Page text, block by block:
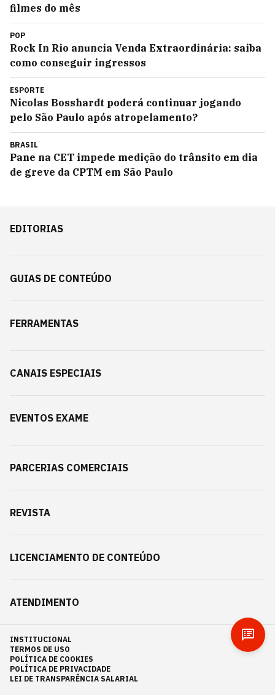
filmes do mês
POP
Rock In Rio anuncia Venda Extraordinária: saiba
como conseguir ingressos
ESPORTE
Nicolas Bosshardt poderá continuar jogando
pelo São Paulo após atropelamento?
BRASIL
Pane na CET impede medição do trânsito em dia
de greve da CPTM em São Paulo
EDITORIAS
GUIAS DE CONTEÚDO
FERRAMENTAS
CANAIS ESPECIAIS
EVENTOS EXAME
PARCERIAS COMERCIAIS
REVISTA
LICENCIAMENTO DE CONTEÚDO
ATENDIMENTO
INSTITUCIONAL
TERMOS DE USO
POLÍTICA DE COOKIES
POLÍTICA DE PRIVACIDADE
LEI DE TRANSPARÊNCIA SALARIAL